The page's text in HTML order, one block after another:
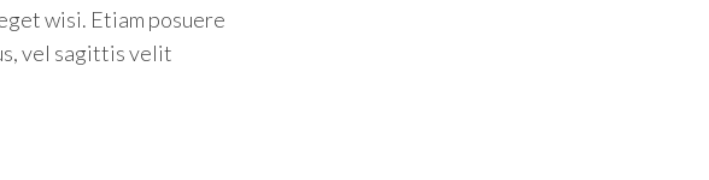
wisi. Etiam posuere
vel sagittis velit